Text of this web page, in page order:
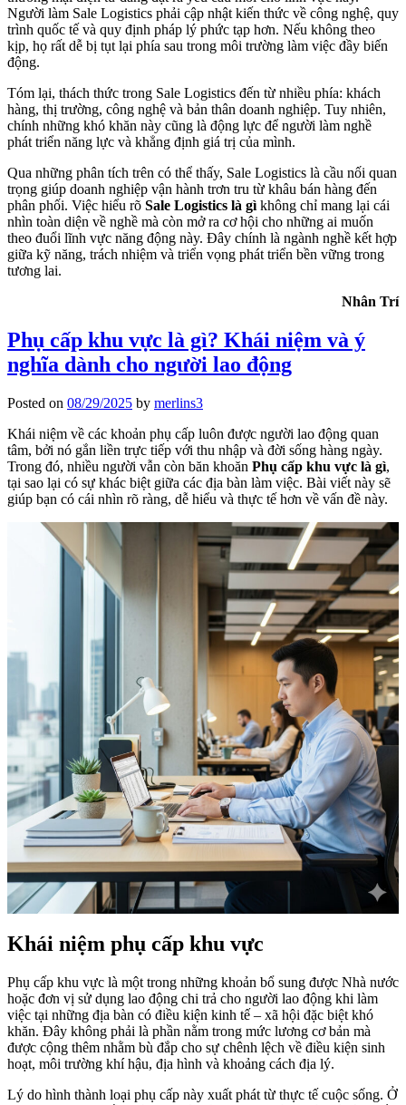
Người làm Sale Logistics phải cập nhật kiến thức về công nghệ, quy
trình quốc tế và quy định pháp lý phức tạp hơn. Nếu không theo
kịp, họ rất dễ bị tụt lại phía sau trong môi trường làm việc đầy biến
động.
Tóm lại, thách thức trong Sale Logistics đến từ nhiều phía: khách
hàng, thị trường, công nghệ và bản thân doanh nghiệp. Tuy nhiên,
chính những khó khăn này cũng là động lực để người làm nghề
phát triển năng lực và khẳng định giá trị của mình.
Qua những phân tích trên có thể thấy, Sale Logistics là cầu nối quan
trọng giúp doanh nghiệp vận hành trơn tru từ khâu bán hàng đến
phân phối. Việc hiểu rõ Sale Logistics là gì không chỉ mang lại cái
nhìn toàn diện về nghề mà còn mở ra cơ hội cho những ai muốn
theo đuổi lĩnh vực năng động này. Đây chính là ngành nghề kết hợp
giữa kỹ năng, trách nhiệm và triển vọng phát triển bền vững trong
tương lai.
Nhân Trí
Phụ cấp khu vực là gì? Khái niệm và ý
nghĩa dành cho người lao động
Posted on 08/29/2025 by merlins3
Khái niệm về các khoản phụ cấp luôn được người lao động quan
tâm, bởi nó gắn liền trực tiếp với thu nhập và đời sống hàng ngày.
Trong đó, nhiều người vẫn còn băn khoăn Phụ cấp khu vực là gì,
tại sao lại có sự khác biệt giữa các địa bàn làm việc. Bài viết này sẽ
giúp bạn có cái nhìn rõ ràng, dễ hiểu và thực tế hơn về vấn đề này.
Khái niệm phụ cấp khu vực
Phụ cấp khu vực là một trong những khoản bổ sung được Nhà nước
hoặc đơn vị sử dụng lao động chi trả cho người lao động khi làm
việc tại những địa bàn có điều kiện kinh tế – xã hội đặc biệt khó
khăn. Đây không phải là phần nằm trong mức lương cơ bản mà
được cộng thêm nhằm bù đắp cho sự chênh lệch về điều kiện sinh
hoạt, môi trường khí hậu, địa hình và khoảng cách địa lý.
Lý do hình thành loại phụ cấp này xuất phát từ thực tế cuộc sống. Ở